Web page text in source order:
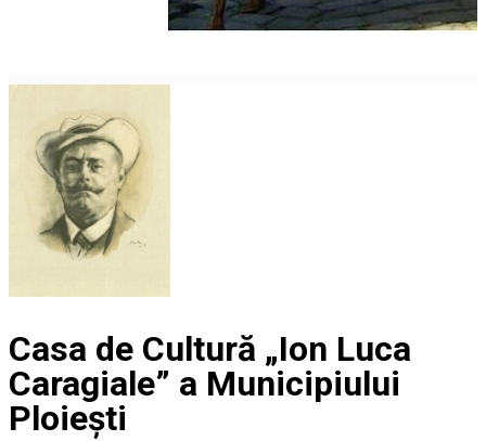
Casa de Cultură „Ion Luca
Caragiale” a Municipiului
Ploiești